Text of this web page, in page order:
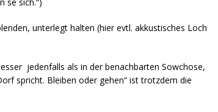
unterlegt halten (hier evtl. akkustisches Loch
jedenfalls als in der benachbarten Sowchose,
spricht. Bleiben oder gehen“ ist trotzdem die